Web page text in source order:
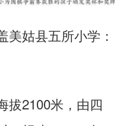
姑县五所小学：
2100米，由四